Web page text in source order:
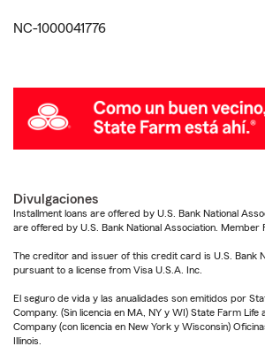
NC-1000041776
Divulgaciones
Installment loans are offered by U.S. Bank National
are offered by U.S. Bank National Association. Member
The creditor and issuer of this credit card is U.S. Bank
pursuant to a license from Visa U.S.A. Inc.
El seguro de vida y las anualidades son emitidos por
Company. (Sin licencia en MA, NY y WI) State Farm
Company (con licencia en New York y Wisconsin)
Illinois.